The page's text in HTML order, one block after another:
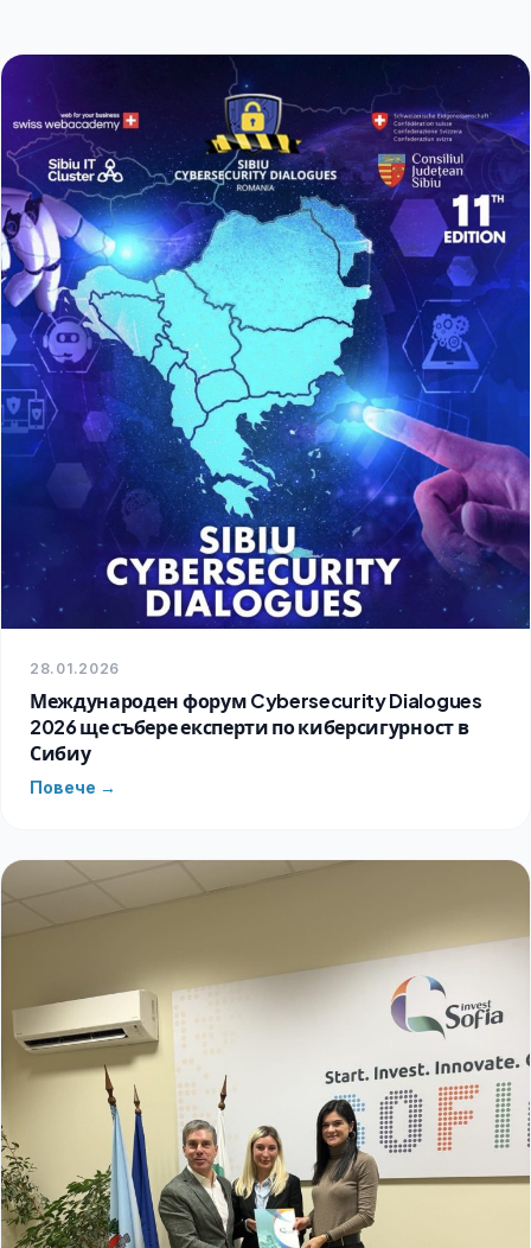
28.01.2026
Международен форум Cybersecurity Dialogues
2026 ще събере експерти по киберсигурност в
Сибиу
Повече →